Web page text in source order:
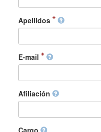
Apellidos
E-mail
Afiliación
Cargo